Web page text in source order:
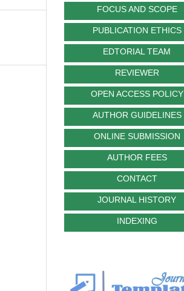
FOCUS AND SCOPE
PUBLICATION ETHICS
EDTORIAL TEAM
REVIEWER
OPEN ACCESS POLICY
AUTHOR GUIDELINES
ONLINE SUBMISSION
AUTHOR FEES
CONTACT
JOURNAL HISTORY
INDEXING